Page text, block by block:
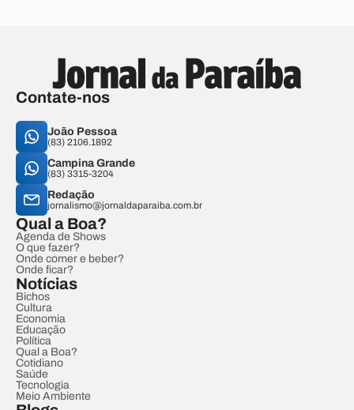
Contate-nos
João Pessoa
(83) 2106.1892
Campina Grande
(83) 3315-3204
Redação
jornalismo@jornaldaparaiba.com.br
Qual a Boa?
Agenda de Shows
O que fazer?
Onde comer e beber?
Onde ficar?
Notícias
Bichos
Cultura
Economia
Educação
Política
Qual a Boa?
Cotidiano
Saúde
Tecnologia
Meio Ambiente